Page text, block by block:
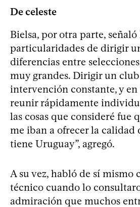
De celeste
Bielsa, por otra parte, señaló
particularidades de dirigir
diferencias entre
muy grandes. Dirigir un
intervención constante, y en
reunir rápidamente
las cosas que consideré fue
me iban a ofrecer la calidad
tiene Uruguay”, agregó.
A su vez, habló de sí mismo
técnico cuando lo
admiración que muchos